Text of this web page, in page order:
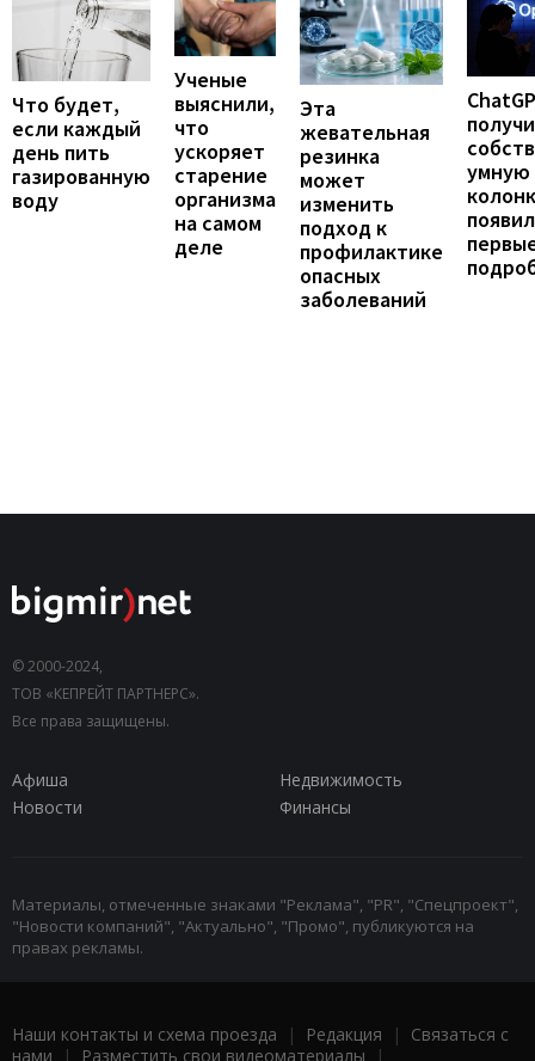
Что будет,
если каждый
день пить
газированную
воду
Ученые
выяснили,
что
ускоряет
старение
организма
на самом
деле
Эта
жевательная
резинка
может
изменить
подход к
профилактике
опасных
заболеваний
умную
© 2000-2024,
ТОВ «КЕПРЕЙТ ПАРТНЕРС».
Все права защищены.
Афиша
Недвижимость
Новости
Финансы
Материалы, отмеченные знаками "Реклама", "PR", "Спецпроект",
"Новости компаний", "Актуально", "Промо", публикуются на
правах рекламы.
Наши контакты и схема проезда | Редакция | Связаться с
нами | Разместить свои видеоматериалы |